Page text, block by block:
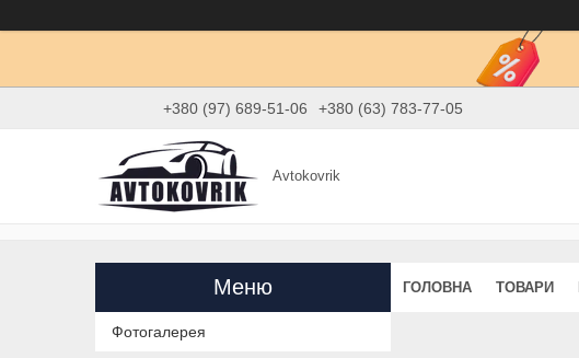
+380 (97) 689-51-06 +380 (63) 783-77-05
Avtokovrik
ГОЛОВНА ТОВАРИ
Фотогалерея